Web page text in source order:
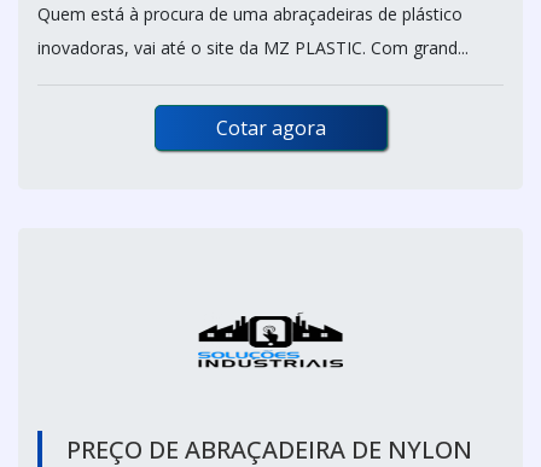
Quem está à procura de uma abraçadeiras de plástico
inovadoras, vai até o site da MZ PLASTIC. Com grand...
Cotar agora
PREÇO DE ABRAÇADEIRA DE NYLON